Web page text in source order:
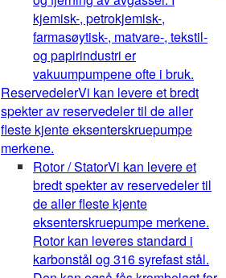
kjemisk-, petrokjemisk-,
farmasøytisk-, matvare-, tekstil-
og papirindustri er
vakuumpumpene ofte i bruk.
ReservedelerVi kan levere et bredt
spekter av reservedeler til de aller
fleste kjente eksenterskruepumpe
merkene.
Rotor / StatorVi kan levere et
bredt spekter av reservedeler til
de aller fleste kjente
eksenterskruepumpe merkene.
Rotor kan leveres standard i
karbonstål og 316 syrefast stål.